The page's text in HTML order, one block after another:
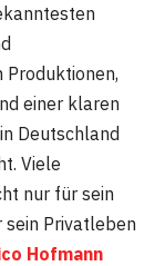
einer klaren
Deutschland
Viele
nur für sein
sein Privatleben
Hofmann